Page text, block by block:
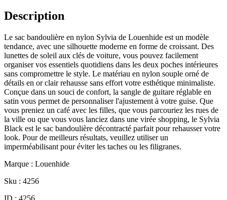
Description
Le sac bandoulière en nylon Sylvia de Louenhide est un modèle
tendance, avec une silhouette moderne en forme de croissant. Des
lunettes de soleil aux clés de voiture, vous pouvez facilement
organiser vos essentiels quotidiens dans les deux poches intérieures
sans compromettre le style. Le matériau en nylon souple orné de
détails en or clair rehausse sans effort votre esthétique minimaliste.
Conçue dans un souci de confort, la sangle de guitare réglable en
satin vous permet de personnaliser l'ajustement à votre guise. Que
vous preniez un café avec les filles, que vous parcouriez les rues de
la ville ou que vous vous lanciez dans une virée shopping, le Sylvia
Black est le sac bandoulière décontracté parfait pour rehausser votre
look. Pour de meilleurs résultats, veuillez utiliser un
imperméabilisant pour éviter les taches ou les filigranes.
Marque : Louenhide
Sku : 4256
ID : 4256